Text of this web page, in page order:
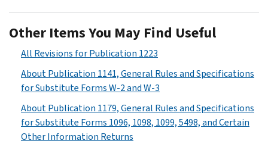
Other Items You May Find Useful
All Revisions for Publication 1223
About Publication 1141, General Rules and Specifications
for Substitute Forms W-2 and W-3
About Publication 1179, General Rules and Specifications
for Substitute Forms 1096, 1098, 1099, 5498, and Certain
Other Information Returns